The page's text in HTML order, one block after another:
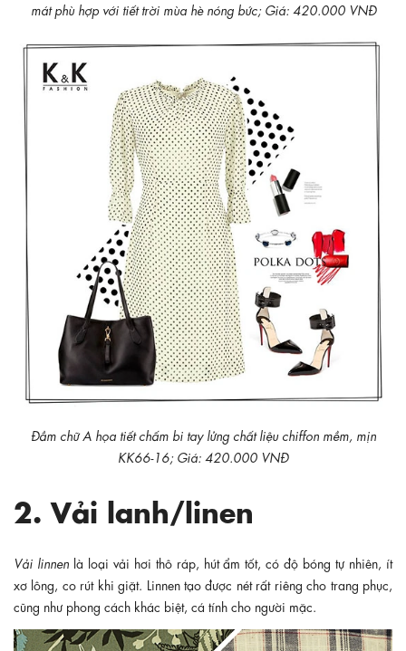
mát phù hợp với tiết trời mùa hè nóng bức; Giá: 420.000 VNĐ
Đầm chữ A họa tiết chấm bi tay lửng chất liệu chiffon mềm, mịn
KK66-16; Giá: 420.000 VNĐ
2. Vải lanh/linen
Vải linnenlà loại vải hơi thô ráp, hút ẩm tốt, có độ bóng tự nhiên, ít
xơ lông, co rút khi giặt. Linnen tạo được nét rất riêng cho trang phục,
cũng như phong cách khác biệt, cá tính cho người mặc.